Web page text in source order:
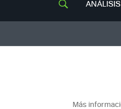
ANÁLISIS
Más